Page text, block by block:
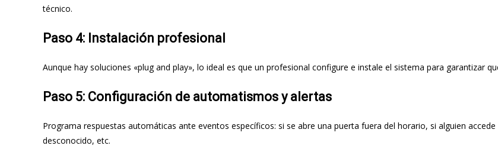
técnico.
Paso 4: Instalación profesional
Aunque hay soluciones «plug and play», lo ideal es que un profesional configure e instale el sistema para garantizar
Paso 5: Configuración de automatismos y alertas
Programa respuestas automáticas ante eventos específicos: si se abre una puerta fuera del horario, si alguien
desconocido, etc.